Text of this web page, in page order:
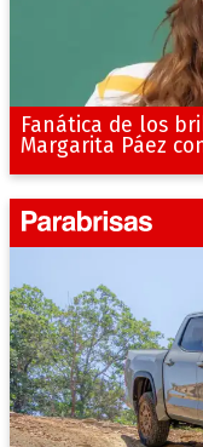
Fanática de los
Margarita Páez